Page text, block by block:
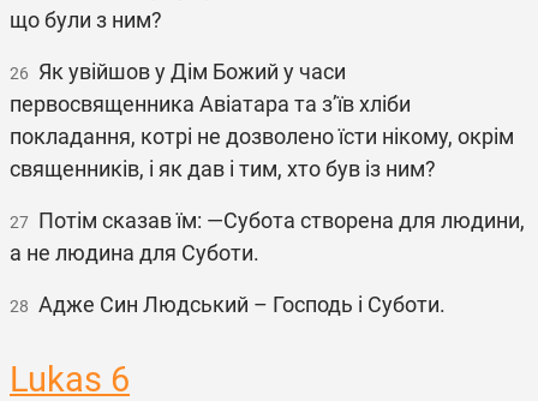
що були з ним?
26 Як увійшов у Дім Божий у часи
первосвященника Авіатара та з’їв хліби
покладання, котрі не дозволено їсти нікому, окрім
священників, і як дав і тим, хто був із ним?
27 Потім сказав їм: ―Субота створена для людини,
а не людина для Суботи.
28 Адже Син Людський – Господь і Суботи.
Lukas 6